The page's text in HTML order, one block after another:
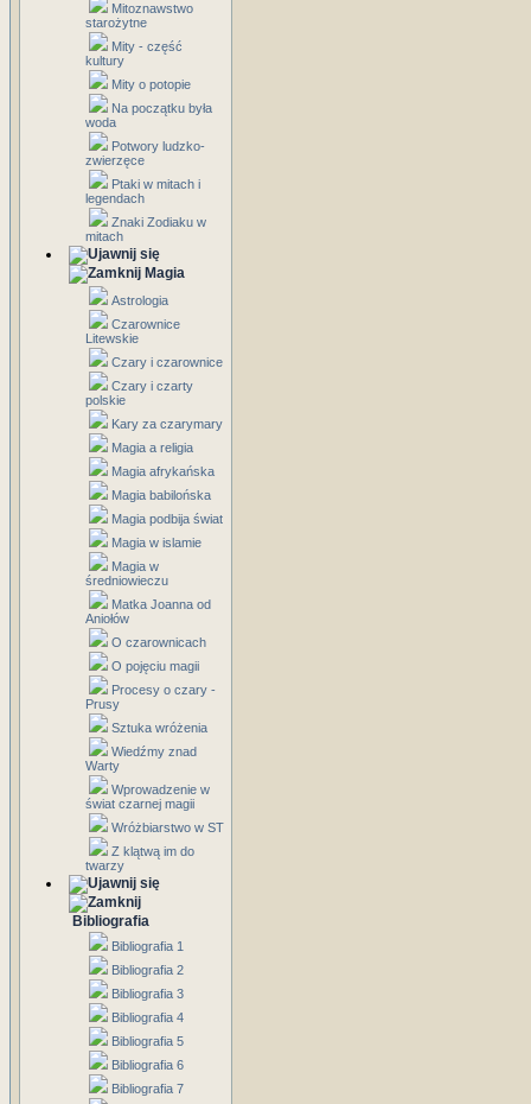
Mitoznawstwo
starożytne
Mity - część
kultury
Mity o potopie
Na początku była
woda
Potwory ludzko-
zwierzęce
Ptaki w mitach i
legendach
Znaki Zodiaku w
mitach
Magia
Astrologia
Czarownice
Litewskie
Czary i czarownice
Czary i czarty
polskie
Kary za czarymary
Magia a religia
Magia afrykańska
Magia babilońska
Magia podbija świat
Magia w islamie
Magia w
średniowieczu
Matka Joanna od
Aniołów
O czarownicach
O pojęciu magii
Procesy o czary -
Prusy
Sztuka wróżenia
Wiedźmy znad
Warty
Wprowadzenie w
świat czarnej magii
Wróżbiarstwo w ST
Z klątwą im do
twarzy
Bibliografia
Bibliografia 1
Bibliografia 2
Bibliografia 3
Bibliografia 4
Bibliografia 5
Bibliografia 6
Bibliografia 7